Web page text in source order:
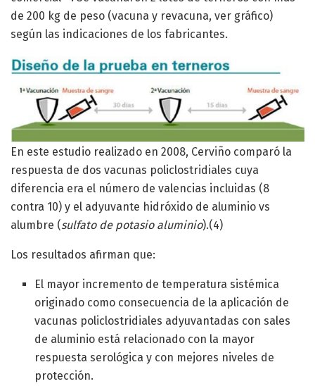
de 200 kg de peso (vacuna y revacuna, ver gráfico)
según las indicaciones de los fabricantes.
En este estudio realizado en 2008, Cerviño comparó la
respuesta de dos vacunas policlostridiales cuya
diferencia era el número de valencias incluidas (8
contra 10) y el adyuvante hidróxido de aluminio vs
alumbre (sulfato de potasio aluminio).(4)
Los resultados afirman que:
El mayor incremento de temperatura sistémica
originado como consecuencia de la aplicación de
vacunas policlostridiales adyuvantadas con sales
de aluminio está relacionado con la mayor
respuesta serológica y con mejores niveles de
protección.